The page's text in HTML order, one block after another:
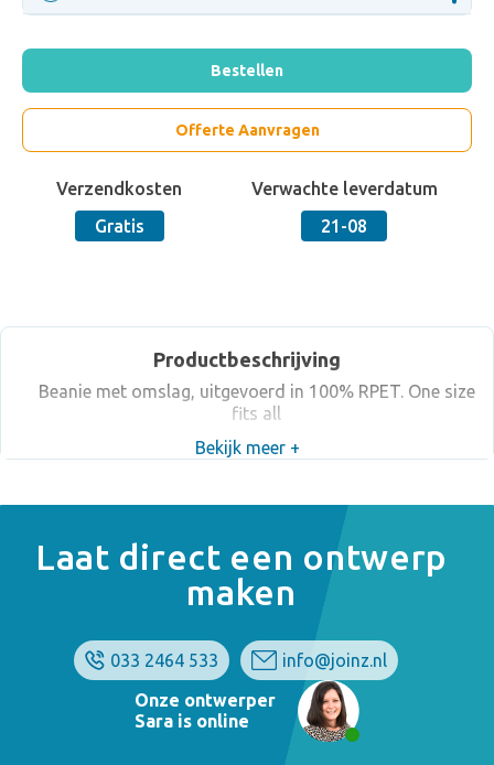
Bestellen
Offerte Aanvragen
Verzendkosten
Gratis
Verwachte leverdatum
21-08
Productbeschrijving
Beanie met omslag, uitgevoerd in 100% RPET. One size
fits all
Bekijk meer +
Laat direct een ontwerp
maken
033 2464 533
info@joinz.nl
Onze ontwerper
Sara is online